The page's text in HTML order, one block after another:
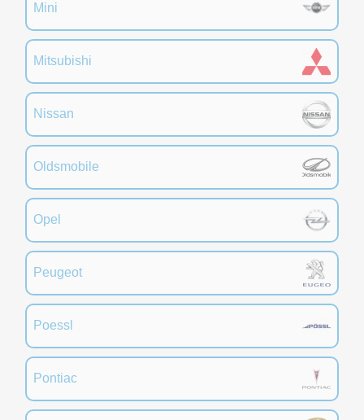
Mini
Mitsubishi
Nissan
Oldsmobile
Opel
Peugeot
Poessl
Pontiac